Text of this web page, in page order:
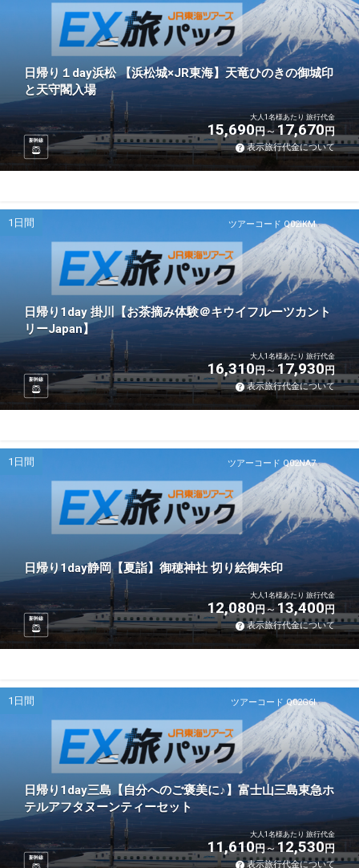
日帰り１day浜松 【浜松城×JR東海】天竜ひのきの御城印
と天守閣入場
新幹線
大人1名様あたり 旅行代金
15,690円 17,670円
表示旅行代金について
ツアーコード Q02IKM
1日間
日帰り1day 掛川【お茶摘み体験＠キウイフルーツカント
リーJapan】
新幹線
大人1名様あたり 旅行代金
16,310円 17,930円
表示旅行代金について
ツアーコード Q02NA7
1日間
日帰り1day静岡【夏詣】御穂神社 切り絵御朱印
新幹線
大人1名様あたり 旅行代金
12,080円 13,400円
表示旅行代金について
ツアーコード Q02G6I
1日間
日帰り1day三島【自分へのご褒美に♪】富士山三島東急ホ
テルアフタヌーンティーセット
新幹線
大人1名様あたり 旅行代金
11,610円 12,530円
表示旅行代金について